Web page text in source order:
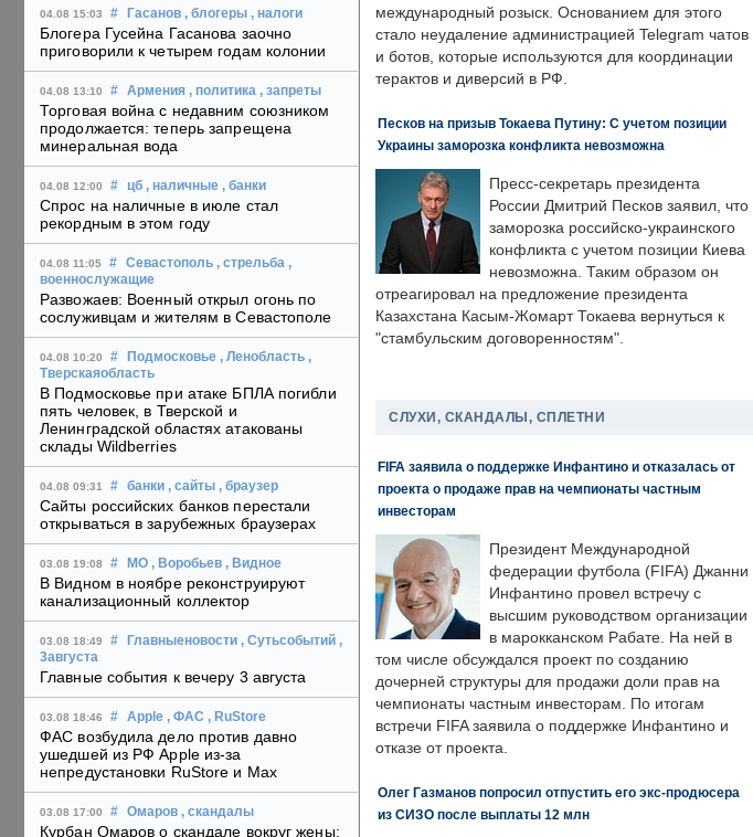
04.08 15:03 # Гасанов , блогеры , налоги
Блогера Гусейна Гасанова заочно
приговорили к четырем годам колонии
04.08 13:10 # Армения , политика , запреты
Торговая война с недавним союзником
продолжается: теперь запрещена
минеральная вода
04.08 12:00 # цб , наличные , банки
Спрос на наличные в июле стал
рекордным в этом году
04.08 11:05 # Севастополь , стрельба ,
военнослужащие
Развожаев: Военный открыл огонь по
сослуживцам и жителям в Севастополе
04.08 10:20 # Подмосковье , Ленобласть ,
Тверскаяобласть
В Подмосковье при атаке БПЛА погибли
пять человек, в Тверской и
Ленинградской областях атакованы
склады Wildberries
04.08 09:31 # банки , сайты , браузер
Сайты российских банков перестали
открываться в зарубежных браузерах
03.08 19:08 # МО , Воробьев , Видное
В Видном в ноябре реконструируют
канализационный коллектор
03.08 18:49 # Главныеновости , Сутьсобытий ,
3августа
Главные события к вечеру 3 августа
03.08 18:46 # Apple , ФАС , RuStore
ФАС возбудила дело против давно
ушедшей из РФ Apple из-за
непредустановки RuStore и Max
03.08 17:00 # Омаров , скандалы
Курбан Омаров о скандале вокруг жены:
международный розыск. Основанием для этого
стало неудаление администрацией Telegram чатов
и ботов, которые используются для координации
терактов и диверсий в РФ.
Песков на призыв Токаева Путину: С учетом позиции
Украины заморозка конфликта невозможна
Пресс-секретарь президента
России Дмитрий Песков заявил, что
заморозка российско-украинского
конфликта с учетом позиции Киева
невозможна. Таким образом он
отреагировал на предложение президента
Казахстана Касым-Жомарт Токаева вернуться к
"стамбульским договоренностям".
СЛУХИ, СКАНДАЛЫ, СПЛЕТНИ
FIFA заявила о поддержке Инфантино и отказалась от
проекта о продаже прав на чемпионаты частным
инвесторам
Президент Международной
федерации футбола (FIFA) Джанни
Инфантино провел встречу с
высшим руководством организации
в марокканском Рабате. На ней в
том числе обсуждался проект по созданию
дочерней структуры для продажи доли прав на
чемпионаты частным инвесторам. По итогам
встречи FIFA заявила о поддержке Инфантино и
отказе от проекта.
Олег Газманов попросил отпустить его экс-продюсера
из СИЗО после выплаты 12 млн